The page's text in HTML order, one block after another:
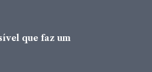
que faz um